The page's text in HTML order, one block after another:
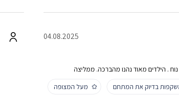
04.08.2025
. הילדים מאוד נהנו מהברכה. ממליצה
בדיוק את המתחם מעל המצופה